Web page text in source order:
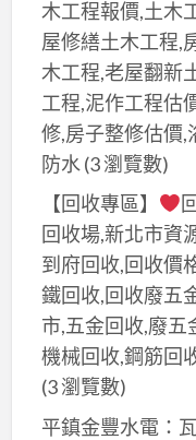
木工程報價,土木
屋修繕土木工程,
木工程,老屋翻新
工程,泥作工程估
修,房子整修估價,
防水(3 瀏覽數)
【回收專區】
回收場,新北市資
到府回收,回收價
鐵回收,回收廢五
市,五金回收,廢五
機械回收,鋼筋回
(3 瀏覽數)
平鎮金豐水電：